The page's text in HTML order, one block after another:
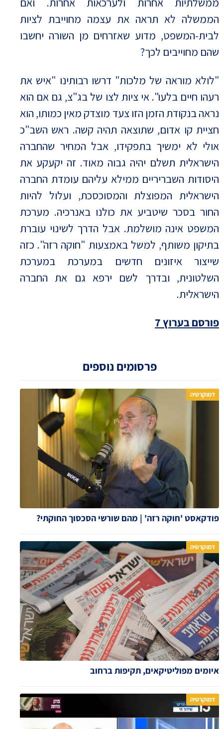
פרסומים נוספים
דמוקרטיה
פודקאסט 'חוקה רזה' | מהם שורשי הסכסוך החוקתי?
דמוקרטיה
איומים מפוליטיקאים, תקיפות ברחוב
דמוקרטיה
הממשלה לא תראה את עצמה מחוייבת לציות
לבית-המשפט, מדוע שאזרחים מן השורה יחשבו
שהם מחוייבים לכך?
"לולא מוראה של מלכות" דרשו רבותינו "איש את
רעהו חיים בלעו". אי ציות לצו של בג"צ, גם אם הוא
נראה בנקודת הזמן הזו צעד מוצדק מאין כמותו, הוא
חציית קו אדום, שתוצאה תהיה קשה. ראש השב"כ
אולי לא ימשיך בתפקידו, אבל המחיר שהחברה
הישראלית תשלם יהיה גבוה מאוד. זה יקעקע את
היסודות השבריריים ממילא עליהם עומדת החברה
הישראלית המפוצלת והמסוכסכת, ועלול להיות
החור בסכר שיטביע את כולנו באנרכיה. מערכת
המשפט אינה מושלמת. אבל הדרך לשינוי עוברת
בתיקון משותף, למשל באמצעות "חוקה רזה". כזה
שייצור איזונים חדשים במערכת במערכת
השלטונית, ובדרך לשם ירפא גם את החברה
הישראלית.
פורסם בערוץ 7